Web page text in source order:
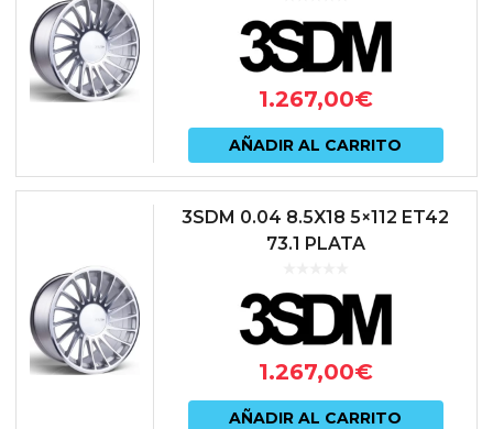
1.267,00€
AÑADIR AL CARRITO
3SDM 0.04 8.5X18 5×112 ET42
73.1 PLATA
1.267,00€
AÑADIR AL CARRITO